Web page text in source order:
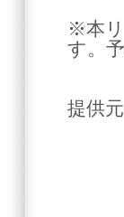
※本
す。
提供元